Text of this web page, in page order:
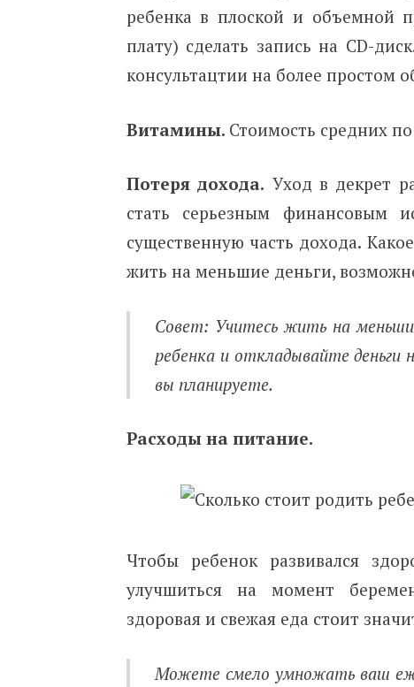
ребенка в плоской и объемной
плату) сделать запись на CD-
консультацтии на более простом
Витамины. Стоимость средних
Потеря дохода. Уход в декрет
стать серьезным финансовым
существенную часть дохода.
жить на меньшие деньги,
Совет: Учитесь жить на
ребенка и откладывайте
вы планируете.
Расходы на питание.
Чтобы ребенок развивался
улучшиться на момент
здоровая и свежая еда стоит
Можете смело умножать ваш